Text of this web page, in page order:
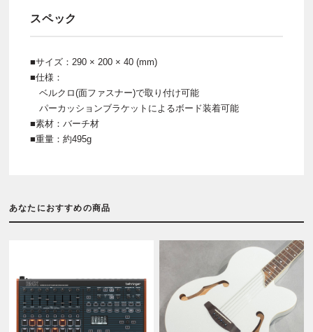
スペック
■サイズ：290 × 200 × 40 (mm)
■仕様：
ベルクロ(面ファスナー)で取り付け可能
パーカッションブラケットによるボード装着可能
■素材：バーチ材
■重量：約495g
あなたにおすすめの商品